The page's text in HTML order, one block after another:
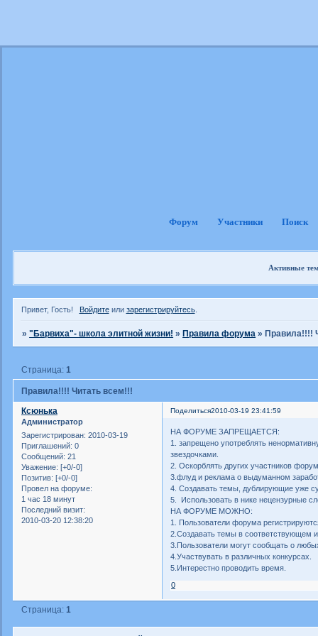
Форум Участники Поиск
Активные
Привет, Гость! Войдитеили зарегистрируйтесь.
»"Барвиха"- школа элитной жизни! »Правила форума »Правила!!!!
Правила!!!! Читать всем!!!
Страница: 1
Поделиться2010-03-19 23:41:59
Ксюнька
Администратор
Зарегистрирован: 2010-03-19
Приглашений: 0
Сообщений: 21
Уважение: [+0/-0]
Позитив: [+0/-0]
Провел на форуме:
1 час 18 минут
Последний визит:
2010-03-20 12:38:20
НА ФОРУМЕ ЗАПРЕЩАЕТСЯ:
1. запрещено употреблять
звездочками.
2. Оскорблять других участников
3.флуд и реклама о выдуманном
4. Создавать темы, дублирующие уже
5. Использовать в нике нецензурные
НА ФОРУМЕ МОЖНО:
1. Пользователи форума
2.Создавать темы в соответствующем
3.Пользователи могут сообщать о
4.Участвувать в различных конкурсах.
5.Интерестно проводить время.
0
Страница:1